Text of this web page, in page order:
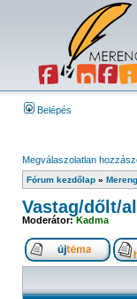
Belépés
Megválaszolatlan
Fórum kezdőlap »
Vastag/dőlt/
Moderátor:Kadma